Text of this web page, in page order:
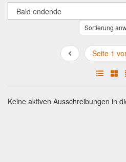
Sortierung
Seite 1
Keine aktiven Ausschreibungen in